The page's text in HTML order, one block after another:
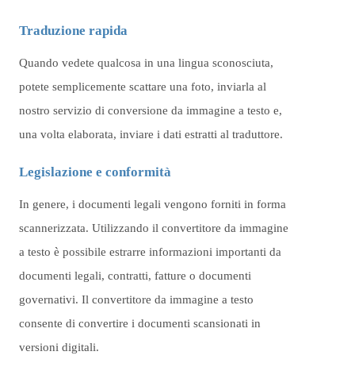
Traduzione rapida
Quando vedete qualcosa in una lingua sconosciuta,
potete semplicemente scattare una foto, inviarla al
nostro servizio di conversione da immagine a testo e,
una volta elaborata, inviare i dati estratti al traduttore.
Legislazione e conformità
In genere, i documenti legali vengono forniti in forma
scannerizzata. Utilizzando il convertitore da immagine
a testo è possibile estrarre informazioni importanti da
documenti legali, contratti, fatture o documenti
governativi. Il convertitore da immagine a testo
consente di convertire i documenti scansionati in
versioni digitali.